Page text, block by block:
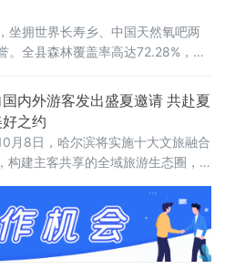
坐拥世界长寿乡、中国天然氧吧两
。全县森林覆盖率高达72.28%，林
内外游客发出盛夏邀请 共赴夏
之约
月8日，哈尔滨将实施十大文旅融合
构建主客共享的全域旅游生态圈，